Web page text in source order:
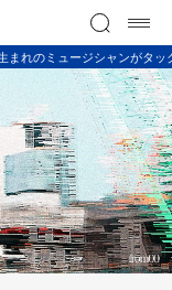
まれのミュージシャンがタ